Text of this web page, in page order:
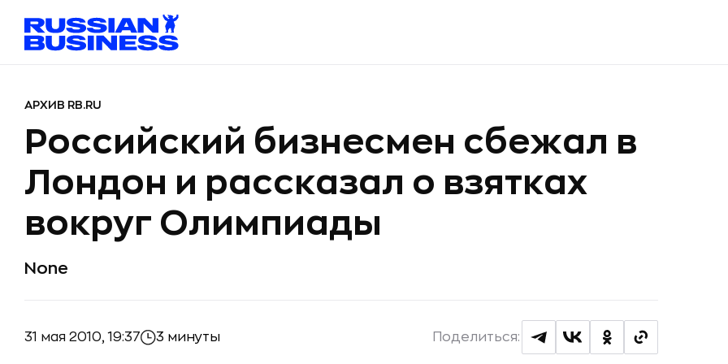
АРХИВ RB.RU
Российский бизнесмен сбежал в
Лондон и рассказал о взятках
вокруг Олимпиады
None
31 мая 2010, 19:37 3 минуты Поделиться: